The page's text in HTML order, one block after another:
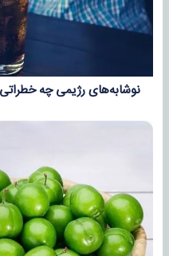
نوشابه‌های رژیمی چه